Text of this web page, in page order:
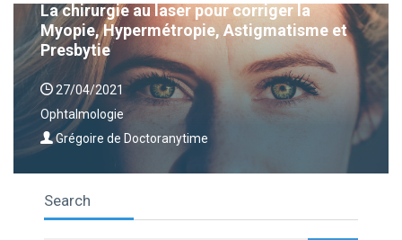
La chirurgie au laser pour corriger la
Myopie, Hypermétropie, Astigmatisme et
Presbytie
27/04/2021
Ophtalmologie
Grégoire de Doctoranytime
Search